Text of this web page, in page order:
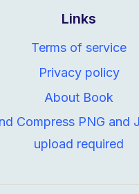
Links
Terms of service
Privacy policy
About Book
Compress PNG and
upload required